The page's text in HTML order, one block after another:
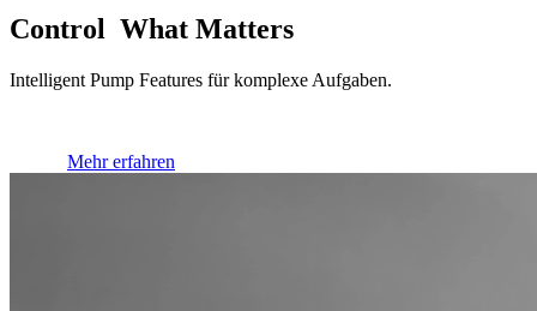
Control What Matters
Intelligent Pump Features für komplexe Aufgaben.
Mehr erfahren